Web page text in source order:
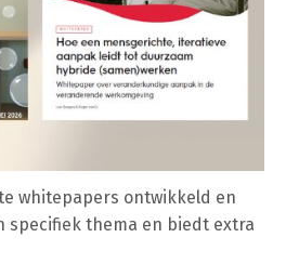
whitepapers ontwikkeld en
specifiek thema en biedt extra